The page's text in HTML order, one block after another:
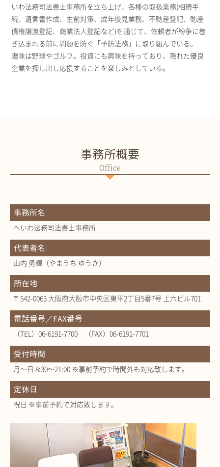
いわ法務司法書士事務所を立ち上げ、各種の取扱業務(相続手
続、遺言書作成、生前対策、成年後見業務、不動産登記、動産
債権譲渡登記、商業法人登記など)を通じて、依頼者が紛争に巻
き込まれる前に問題を防ぐ「予防法務」に取り組んでいる。
趣味は野球やゴルフ。投資にも興味を持っており、隠れた優良
企業を探し出し応援することを楽しみとしている。
事務所概要
事務所名
へいわ法務司法書士事務所
代表者名
山内 勇輝（やまうち ゆうき）
所在地
〒542-0063 大阪府大阪市中央区東平2丁目5番7号 上六ビル701
電話番号／FAX番号
（TEL）06-6191-7700 （FAX）06-6191-7701
受付時間
月～日 8:30～21:00 ※事前予約で時間外も対応致します。
定休日
祝日 ※事前予約で対応致します。